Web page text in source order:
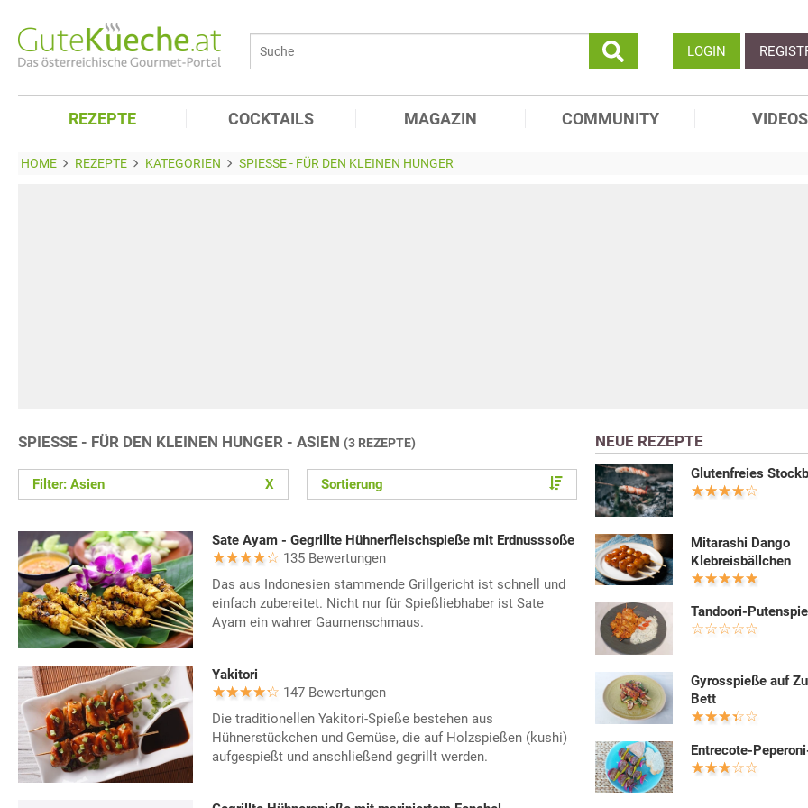
LOGIN
REZEPTE COCKTAILS MAGAZIN COMMUNITY VIDEOS
HOME REZEPTE KATEGORIEN SPIESSE - FÜR DEN KLEINEN HUNGER
SPIESSE - FÜR DEN KLEINEN HUNGER - ASIEN (3 REZEPTE)
Filter: Asien X Sortierung
Sate Ayam - Gegrillte Hühnerfleischspieße mit Erdnusssoße
135 Bewertungen
Das aus Indonesien stammende Grillgericht ist schnell und
einfach zubereitet. Nicht nur für Spießliebhaber ist Sate
Ayam ein wahrer Gaumenschmaus.
Yakitori
147 Bewertungen
Die traditionellen Yakitori-Spieße bestehen aus
Hühnerstückchen und Gemüse, die auf Holzspießen (kushi)
aufgespießt und anschließend gegrillt werden.
NEUE REZEPTE
Glutenfreies
Mitarashi Dango
Klebreisbällchen
Tandoori-
Gyrosspieße auf
Bett
Entrecote-